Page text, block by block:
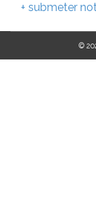
+ submeter
©